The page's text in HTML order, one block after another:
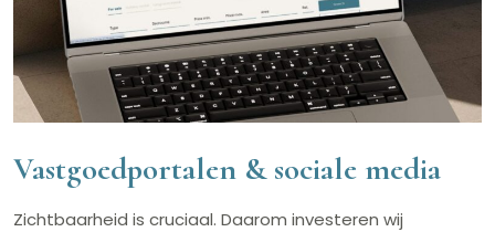
Vastgoedportalen & sociale media
Zichtbaarheid is cruciaal. Daarom investeren wij